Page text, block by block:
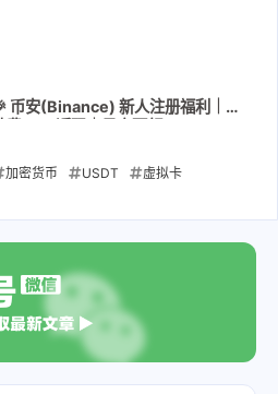
币安(Binance) 新人注册福利｜手
加密货币 USDT 虚拟卡
返佣 手续费返现
2026-05-11